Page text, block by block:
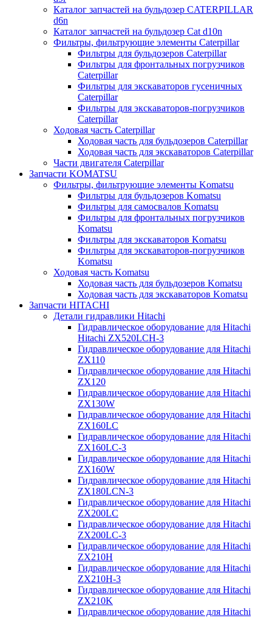
Каталог запчастей на бульдозер CATERPILLAR
d6n
Каталог запчастей на бульдозер Сat d10n
Фильтры, фильтрующие элементы Caterpillar
Фильтры для бульдозеров Caterpillar
Фильтры для фронтальных погрузчиков
Caterpillar
Фильтры для экскаваторов гусеничных
Caterpillar
Фильтры для экскаваторов-погрузчиков
Caterpillar
Ходовая часть Caterpillar
Ходовая часть для бульдозеров Caterpillar
Ходовая часть для экскаваторов Caterpillar
Части двигателя Caterpillar
Запчасти KOMATSU
Фильтры, фильтрующие элементы Komatsu
Фильтры для бульдозеров Komatsu
Фильтры для самосвалов Komatsu
Фильтры для фронтальных погрузчиков
Komatsu
Фильтры для экскаваторов Komatsu
Фильтры для экскаваторов-погрузчиков
Komatsu
Ходовая часть Komatsu
Ходовая часть для бульдозеров Komatsu
Ходовая часть для экскаваторов Komatsu
Запчасти HITACHI
Детали гидравлики Hitachi
Гидравлическое оборудование для Hitachi
Hitachi ZX520LCH-3
Гидравлическое оборудование для Hitachi
ZX110
Гидравлическое оборудование для Hitachi
ZX120
Гидравлическое оборудование для Hitachi
ZX130W
Гидравлическое оборудование для Hitachi
ZX160LC
Гидравлическое оборудование для Hitachi
ZX160LC-3
Гидравлическое оборудование для Hitachi
ZX160W
Гидравлическое оборудование для Hitachi
ZX180LCN-3
Гидравлическое оборудование для Hitachi
ZX200LC
Гидравлическое оборудование для Hitachi
ZX200LC-3
Гидравлическое оборудование для Hitachi
ZX210H
Гидравлическое оборудование для Hitachi
ZX210H-3
Гидравлическое оборудование для Hitachi
ZX210K
Гидравлическое оборудование для Hitachi